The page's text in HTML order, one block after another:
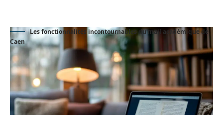
Les fonctionnalités incontournables du mail académique de
Caen